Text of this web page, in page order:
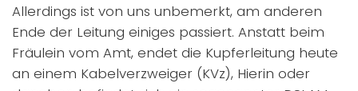
Allerdings ist von uns unbemerkt, am anderen
Ende der Leitung einiges passiert. Anstatt beim
Fräulein vom Amt, endet die Kupferleitung heute
an einem Kabelverzweiger (KVz), Hierin oder